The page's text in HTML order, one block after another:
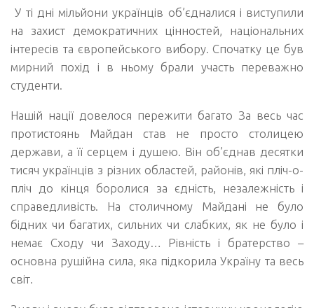
У ті дні мільйони українців об’єдналися і виступили
на захист демократичних цінностей, національних
інтересів та європейського вибору. Спочатку це був
мирний похід і в ньому брали участь переважно
студенти.
Нашій нації довелося пережити багато За весь час
протистоянь Майдан став не просто столицею
держави, а її серцем і душею. Він об’єднав десятки
тисяч українців з різних областей, районів, які пліч-о-
пліч до кінця боролися за єдність, незалежність і
справедливість. На столичному Майдані не було
бідних чи багатих, сильних чи слабких, як не було і
немає Сходу чи Заходу… Рівність і братерство –
основна рушійна сила, яка підкорила Україну та весь
світ.